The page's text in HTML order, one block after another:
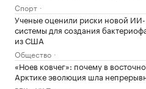
Спорт
Ученые оценили риски новой ИИ-
системы для создания
из США
Общество
«Ноев ковчег»: почему в
Арктике эволюция шла